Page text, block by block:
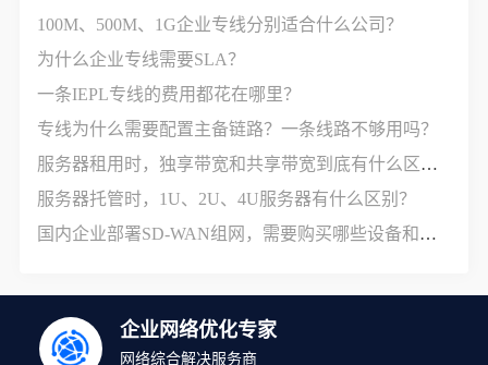
100M、500M、1G企业专线分别适合什么公司？
为什么企业专线需要SLA？
一条IEPL专线的费用都花在哪里？
专线为什么需要配置主备链路？一条线路不够用吗？
服务器租用时，独享带宽和共享带宽到底有什么区别？
服务器托管时，1U、2U、4U服务器有什么区别？
国内企业部署SD-WAN组网，需要购买哪些设备和服务？
企业网络优化专家
网络综合解决服务商